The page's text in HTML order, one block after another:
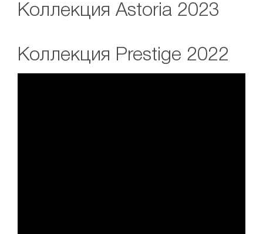
Коллекция Astoria 2023
Коллекция Prestige 2022